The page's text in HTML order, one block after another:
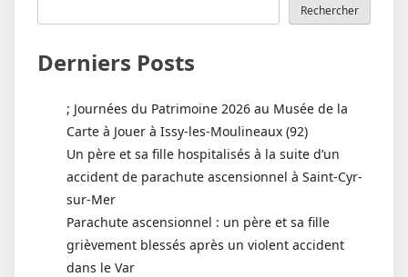
Rechercher
Derniers Posts
; Journées du Patrimoine 2026 au Musée de la
Carte à Jouer à Issy-les-Moulineaux (92)
Un père et sa fille hospitalisés à la suite d’un
accident de parachute ascensionnel à Saint-Cyr-
sur-Mer
Parachute ascensionnel : un père et sa fille
grièvement blessés après un violent accident
dans le Var